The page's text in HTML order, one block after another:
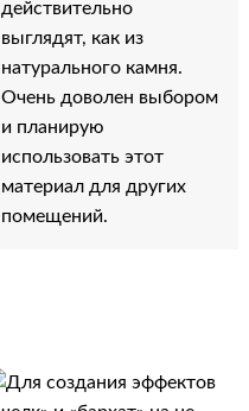
действительно
выглядят, как из
натурального камня.
Очень доволен выбором
и планирую
использовать этот
материал для других
помещений.